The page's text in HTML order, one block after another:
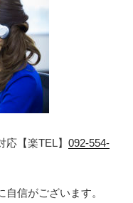
【楽TEL】 092-554-
信がございます。